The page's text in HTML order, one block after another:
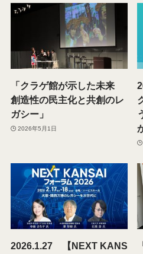
「クラゲ館が示した未来
創造性の民主化と共創のレ
ガシー」
2026年5月1日
2026.1.27 【NEXT KANS